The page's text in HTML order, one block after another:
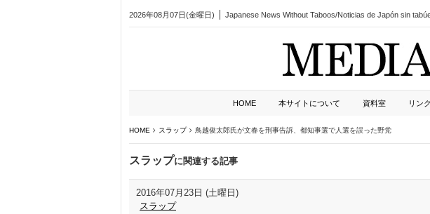
2026年08月07日(金曜日) Japanese News Without Taboos/Noticias de Japón sin
HOME 本サイトについて 資料室 リンク
HOME スラップ 鳥越俊太郎氏が文春を刑事告訴、都知事選で人選を誤った野党
スラップに関連する記事
2016年07月23日 (土曜日)
スラップ